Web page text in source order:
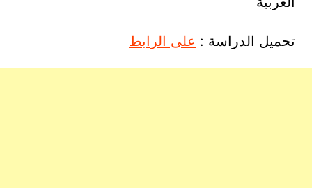
تحميل الدراسة : على الرابط